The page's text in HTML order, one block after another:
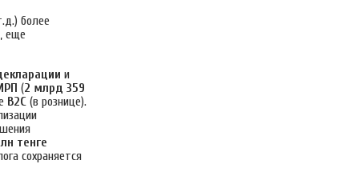
более
, еще
и
(2 млрд 359
B2C (в рознице).
тенге
сохраняется